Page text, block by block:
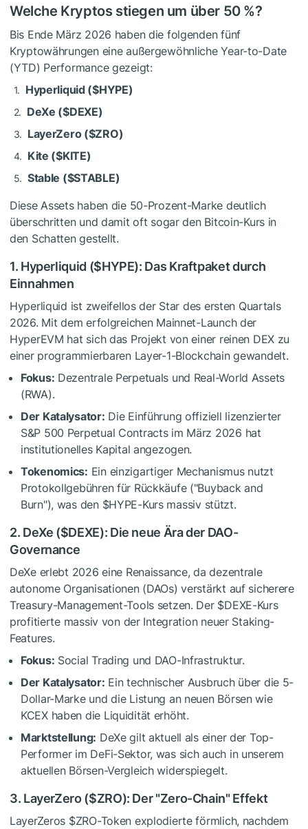
Welche Kryptos stiegen um über 50 %?
Bis Ende März 2026 haben die folgenden fünf
Kryptowährungen eine außergewöhnliche Year-to-Date
(YTD) Performance gezeigt:
Hyperliquid ($HYPE)
DeXe ($DEXE)
LayerZero ($ZRO)
Kite ($KITE)
Stable ($STABLE)
Diese Assets haben die 50-Prozent-Marke deutlich
überschritten und damit oft sogar den Bitcoin-Kurs in
den Schatten gestellt.
1. Hyperliquid ($HYPE): Das Kraftpaket durch
Einnahmen
Hyperliquid ist zweifellos der Star des ersten Quartals
2026. Mit dem erfolgreichen Mainnet-Launch der
HyperEVM hat sich das Projekt von einer reinen DEX zu
einer programmierbaren Layer-1-Blockchain gewandelt.
Fokus: Dezentrale Perpetuals und Real-World Assets
(RWA).
Der Katalysator: Die Einführung offiziell lizenzierter
S&P 500 Perpetual Contracts im März 2026 hat
institutionelles Kapital angezogen.
Tokenomics: Ein einzigartiger Mechanismus nutzt
Protokollgebühren für Rückkäufe ("Buyback and
Burn"), was den $HYPE-Kurs massiv stützt.
2. DeXe ($DEXE): Die neue Ära der DAO-
Governance
DeXe erlebt 2026 eine Renaissance, da dezentrale
autonome Organisationen (DAOs) verstärkt auf sicherere
Treasury-Management-Tools setzen. Der $DEXE-Kurs
profitierte massiv von der Integration neuer Staking-
Features.
Fokus: Social Trading und DAO-Infrastruktur.
Der Katalysator: Ein technischer Ausbruch über die 5-
Dollar-Marke und die Listung an neuen Börsen wie
KCEX haben die Liquidität erhöht.
Marktstellung: DeXe gilt aktuell als einer der Top-
Performer im DeFi-Sektor, was sich auch in unserem
aktuellen Börsen-Vergleich widerspiegelt.
3. LayerZero ($ZRO): Der "Zero-Chain" Effekt
LayerZeros $ZRO-Token explodierte förmlich, nachdem